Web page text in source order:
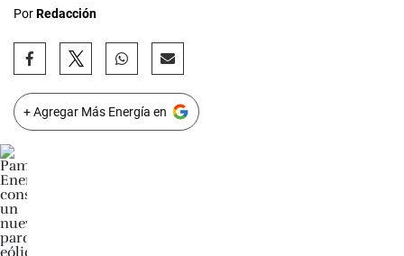
PorRedacción
+ Agregar Más Energía en